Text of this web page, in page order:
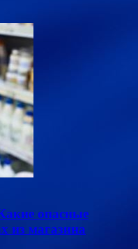
опасные
из магазина